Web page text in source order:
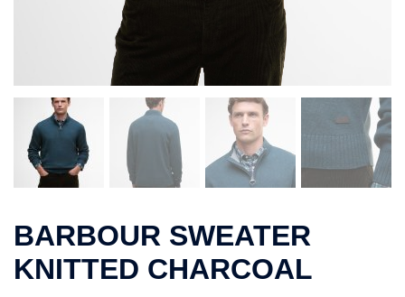
BARBOUR SWEATER
KNITTED CHARCOAL